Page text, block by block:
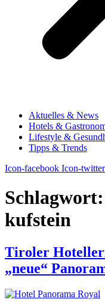
Aktuelles & News
Hotels &
Lifestyle &
Tipps & Trends
Icon-facebook Icon-twitter
Schlagwort:
kufstein
Tiroler
„neue“